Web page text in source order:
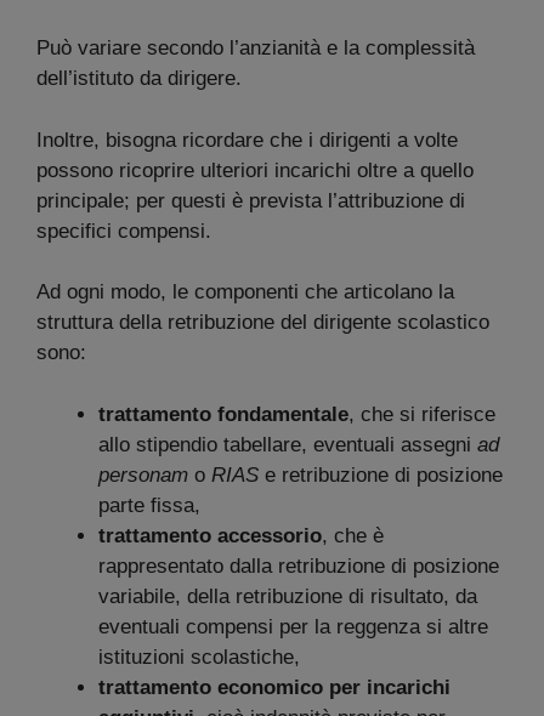
Può variare secondo l’anzianità e la complessità
dell’istituto da dirigere.
Inoltre, bisogna ricordare che i dirigenti a volte
possono ricoprire ulteriori incarichi oltre a quello
principale; per questi è prevista l’attribuzione di
specifici compensi.
Ad ogni modo, le componenti che articolano la
struttura della retribuzione del dirigente scolastico
sono:
trattamento fondamentale, che si riferisce
allo stipendio tabellare, eventuali assegni ad
personam o RIAS e retribuzione di posizione
parte fissa,
trattamento accessorio, che è
rappresentato dalla retribuzione di posizione
variabile, della retribuzione di risultato, da
eventuali compensi per la reggenza si altre
istituzioni scolastiche,
trattamento economico per incarichi